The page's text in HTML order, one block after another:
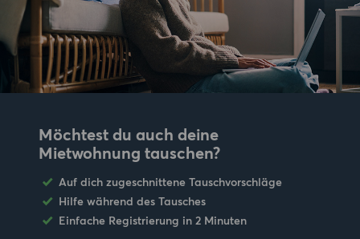
Möchtest du auch deine
Mietwohnung tauschen?
Auf dich zugeschnittene Tauschvorschläge
Hilfe während des Tausches
Einfache Registrierung in 2 Minuten